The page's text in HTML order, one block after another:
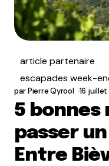
article partenaire
escapades week-
parPierre Qyrool 16
5 bonnes
passer
Entre